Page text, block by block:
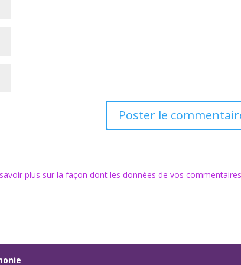
plus sur la façon dont les données de vos